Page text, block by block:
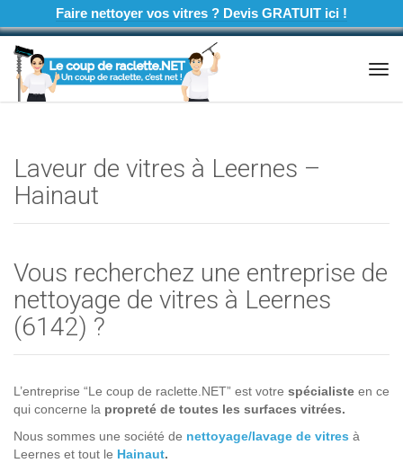
Faire nettoyer vos vitres ? Devis GRATUIT ici !
Laveur de vitres à Leernes –
Hainaut
Vous recherchez une entreprise de
nettoyage de vitres à Leernes
(6142) ?
L’entreprise “Le coup de raclette.NET” est votre spécialiste en ce
qui concerne la propreté de toutes les surfaces vitrées.
Nous sommes une société de nettoyage/lavage de vitres à
Leernes et tout le Hainaut.